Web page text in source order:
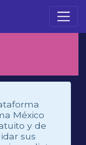
México
y de
sus